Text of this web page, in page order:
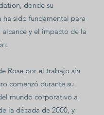
donde su
ha sido fundamental para
y el impacto de la
Rose por el trabajo sin
comenzó durante su
mundo corporativo a
la década de 2000, y